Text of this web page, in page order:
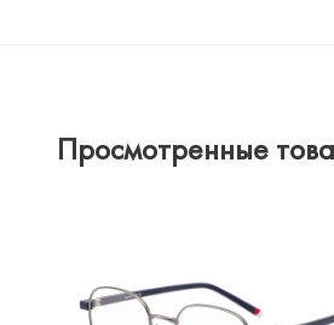
Просмотренные